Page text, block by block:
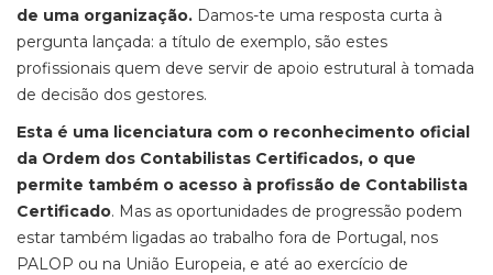
de uma organização. Damos-te uma resposta curta à
pergunta lançada: a título de exemplo, são estes
profissionais quem deve servir de apoio estrutural à tomada
de decisão dos gestores.
Esta é uma licenciatura com o reconhecimento oficial
da Ordem dos Contabilistas Certificados, o que
permite também o acesso à profissão de Contabilista
Certificado. Mas as oportunidades de progressão podem
estar também ligadas ao trabalho fora de Portugal, nos
PALOP ou na União Europeia, e até ao exercício de